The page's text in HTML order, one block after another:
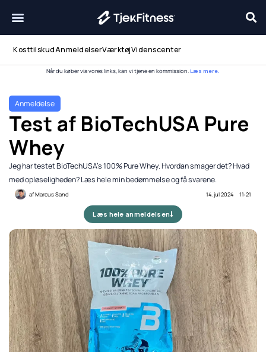
indholdet
KosttilskudAnmeldelserVærktøjVidenscenter
Når du køber via vores links, kan vi tjene en kommission.Læs mere.
Anmeldelse
Test af BioTechUSA Pure
Whey
Jeg har testet BioTechUSA's 100% Pure Whey. Hvordan smager det? Hvad
med opløseligheden? Læs hele min bedømmelse og få svarene.
afMarcus Sand 14. jul 2024 11:21
Læs hele anmeldelsen